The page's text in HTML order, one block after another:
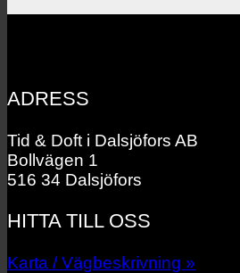
ADRESS
Tid & Doft i Dalsjöfors AB
Bollvägen 1
516 34 Dalsjöfors
HITTA TILL OSS
Karta / Vägbeskrivning »